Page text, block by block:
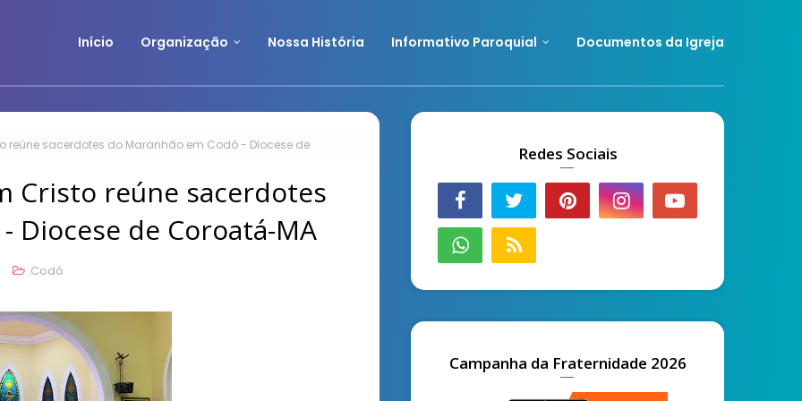
Início Organização Nossa História Informativo Paroquial Documentos da Igreja
reúne sacerdotes do Maranhão em Codó - Diocese de
Cristo reúne sacerdotes
Diocese de Coroatá-MA
Codó
Redes Sociais
Campanha da Fraternidade 2026